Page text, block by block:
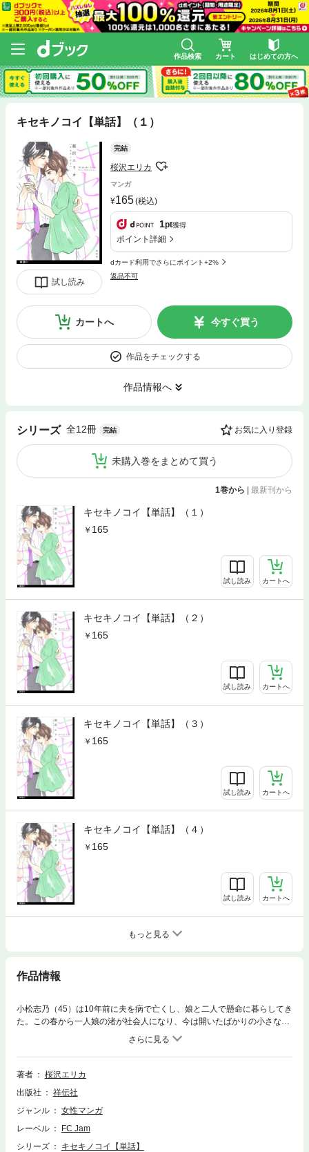
作品検索 カート はじめての方へ
キセキノコイ【単話】（１）
試し読み
完結
桜沢エリカ
マンガ
165(税込)
1pt獲得
ポイント詳細
dカード利用でさらにポイント+2%
返品不可
カートへ 今すぐ買う
作品をチェックする
作品情報へ
シリーズ 全12冊 完結 お気に入り登録
未購入巻をまとめて買う
1巻から | 最新刊から
キセキノコイ【単話】（１）
165
試し読み カートへ
キセキノコイ【単話】（２）
165
試し読み カートへ
キセキノコイ【単話】（３）
165
試し読み カートへ
キセキノコイ【単話】（４）
165
試し読み カートへ
もっと見る
作品情報
小松志乃（45）は10年前に夫を病で亡くし、娘と二人で懸命に暮らしてき
た。この春から一人娘の渚が社会人になり、今は開いたばかりの小さな食
堂「定食こまつ」を切り盛りすることが生きがいになっている。これから
恋愛をしようなんて少しも考えていなかったのに、偶然お店にやってきた
売り出し中の若手俳優、永瀬丈（25）と出会って、まさか全力で愛される
ことになるなんて…！これは奇跡としか言いようのない恋のお話。
著者
桜沢エリカ
出版社
祥伝社
ジャンル
女性マンガ
レーベル
FC Jam
シリーズ
キセキノコイ【単話】